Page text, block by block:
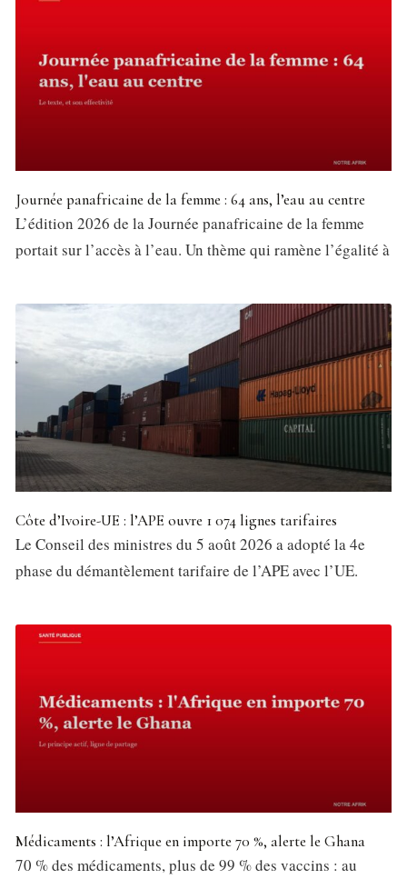
Journée panafricaine de la femme : 64 ans, l’eau au centre
L’édition 2026 de la Journée panafricaine de la femme
portait sur l’accès à l’eau. Un thème qui ramène l’égalité à
Côte d’Ivoire-UE : l’APE ouvre 1 074 lignes tarifaires
Le Conseil des ministres du 5 août 2026 a adopté la 4e
phase du démantèlement tarifaire de l’APE avec l’UE.
Médicaments : l’Afrique en importe 70 %, alerte le Ghana
70 % des médicaments, plus de 99 % des vaccins : au